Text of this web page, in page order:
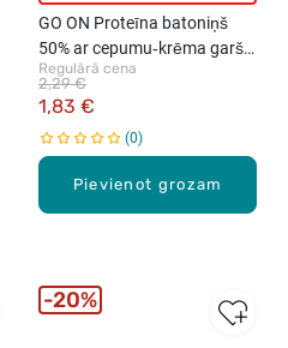
Pievienot grozam
GO ON Proteīna batoniņš
50% ar cepumu‑krēma garšu,
40g
Regulārā cena
1,83 €
2,29 €
0
20%